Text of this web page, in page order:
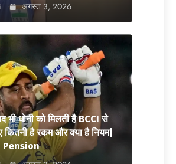
अगस्त 3, 2026
भी धोनी को मिलती है BCCI से
कितनी है रकम और क्या है नियम|
Pension